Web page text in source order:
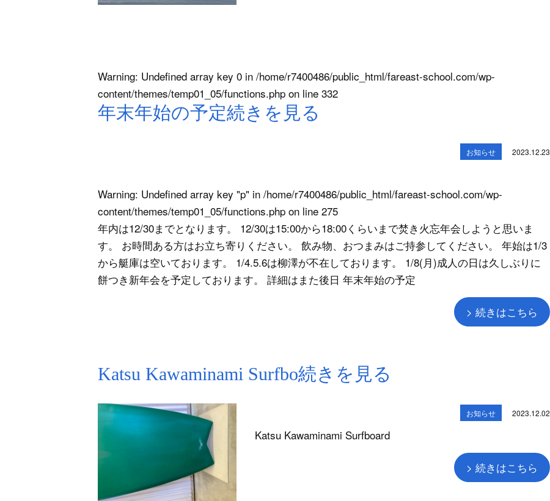
Warning: Undefined array key 0 in /home/r7400486/public_html/fareast-school.com/wp-
content/themes/temp01_05/functions.php on line 332
年末年始の予定続きを見る
お知らせ 2023.12.23
Warning: Undefined array key "p" in /home/r7400486/public_html/fareast-school.com/wp-
content/themes/temp01_05/functions.php on line 275
年内は12/30までとなります。 12/30は15:00から18:00くらいまで焚き火忘年会しようと思いま
す。 お時間ある方はお立ち寄りください。 飲み物、おつまみはご持参してください。 年始は1/3
から艇庫は空いております。 1/4.5.6は柳澤が不在しております。 1/8(月)成人の日は久しぶりに
餅つき新年会を予定しております。 詳細はまた後日 年末年始の予定
> 続きはこちら
Katsu Kawaminami Surfbo続きを見る
お知らせ 2023.12.02
Katsu Kawaminami Surfboard
> 続きはこちら